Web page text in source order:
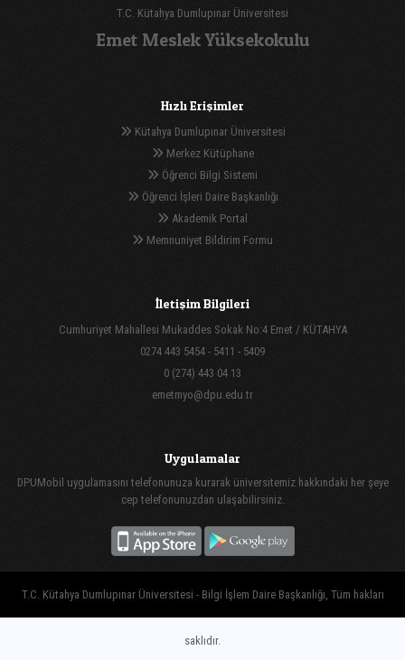
T.C. Kütahya Dumlupınar Üniversitesi
Emet Meslek Yüksekokulu
Hızlı Erişimler
Kütahya Dumlupınar Üniversitesi
Merkez Kütüphane
Öğrenci Bilgi Sistemi
Öğrenci İşleri Daire Başkanlığı
Akademik Portal
Memnuniyet Bildirim Formu
İletişim Bilgileri
Cumhuriyet Mahallesi Mukaddes Sokak No:4 Emet / KÜTAHYA
0274 443 5454 - 5411 - 5409
0 (274) 443 04 13
emetmyo@dpu.edu.tr
Uygulamalar
DPUMobil uygulamasını telefonunuza kurarak üniversitemiz hakkındaki her şeye
cep telefonunuzdan ulaşabilirsiniz.
T.C. Kütahya Dumlupınar Üniversitesi - Bilgi İşlem Daire Başkanlığı, Tüm hakları
saklıdır.